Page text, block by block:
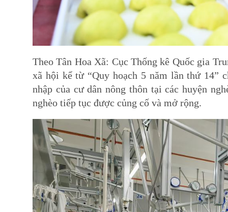
Theo Tân Hoa Xã: Cục Thống kê Quốc gia
xã hội kể từ “Quy hoạch 5 năm lần thứ 14”
nhập của cư dân nông thôn tại các huyện
nghèo tiếp tục được củng cố và mở rộng.